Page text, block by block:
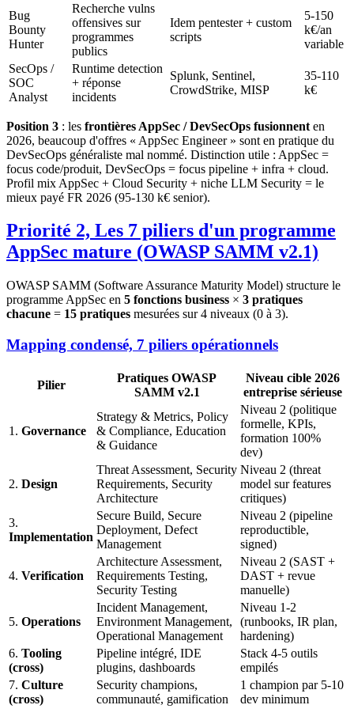
Bug
Bounty
Hunter
Recherche vulns
offensives sur
programmes
publics
Idem pentester + custom
scripts
5-150
k€/an
variable
SecOps /
SOC
Analyst
Runtime detection
+ réponse
incidents
Splunk, Sentinel,
CrowdStrike, MISP
35-110
k€
Position 3 : les frontières AppSec / DevSecOps fusionnent en
2026, beaucoup d'offres « AppSec Engineer » sont en pratique du
DevSecOps généraliste mal nommé. Distinction utile : AppSec =
focus code/produit, DevSecOps = focus pipeline + infra + cloud.
Profil mix AppSec + Cloud Security + niche LLM Security = le
mieux payé FR 2026 (95-130 k€ senior).
Priorité 2, Les 7 piliers d'un programme
AppSec mature (OWASP SAMM v2.1)
OWASP SAMM (Software Assurance Maturity Model) structure le
programme AppSec en 5 fonctions business × 3 pratiques
chacune = 15 pratiques mesurées sur 4 niveaux (0 à 3).
Mapping condensé, 7 piliers opérationnels
Pilier
Pratiques OWASP
SAMM v2.1
Niveau cible 2026
entreprise sérieuse
1. Governance
Strategy & Metrics, Policy
& Compliance, Education
& Guidance
Niveau 2 (politique
formelle, KPIs,
formation 100%
dev)
2. Design
Threat Assessment, Security
Requirements, Security
Architecture
Niveau 2 (threat
model sur features
critiques)
3.
Implementation
Secure Build, Secure
Deployment, Defect
Management
Niveau 2 (pipeline
reproductible,
signed)
4. Verification
Architecture Assessment,
Requirements Testing,
Security Testing
Niveau 2 (SAST +
DAST + revue
manuelle)
5. Operations
Incident Management,
Environment Management,
Operational Management
Niveau 1-2
(runbooks, IR plan,
hardening)
6. Tooling
(cross)
Pipeline intégré, IDE
plugins, dashboards
Stack 4-5 outils
empilés
7. Culture
(cross)
Security champions,
communauté, gamification
1 champion par 5-10
dev minimum